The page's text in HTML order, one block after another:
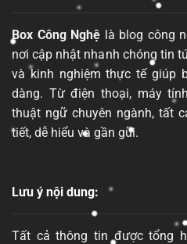
Box Công Nghệ là blog công
nơi cập nhật nhanh chóng tin
và kinh nghiệm thực tế giúp
dàng. Từ điện thoại, máy
thuật ngữ chuyên ngành, tất
tiết, dễ hiểu và gần gũi.
Lưu ý nội dung:
Tất cả thông tin được tổng